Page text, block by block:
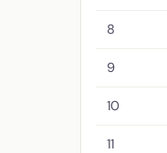
8
9
10
11